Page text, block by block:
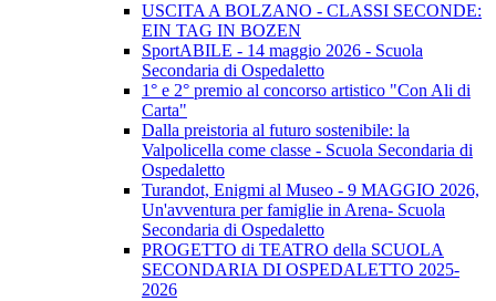
USCITA A BOLZANO - CLASSI SECONDE:
EIN TAG IN BOZEN
SportABILE - 14 maggio 2026 - Scuola
Secondaria di Ospedaletto
1° e 2° premio al concorso artistico "Con Ali di
Carta"
Dalla preistoria al futuro sostenibile: la
Valpolicella come classe - Scuola Secondaria di
Ospedaletto
Turandot, Enigmi al Museo - 9 MAGGIO 2026,
Un'avventura per famiglie in Arena- Scuola
Secondaria di Ospedaletto
PROGETTO di TEATRO della SCUOLA
SECONDARIA DI OSPEDALETTO 2025-
2026